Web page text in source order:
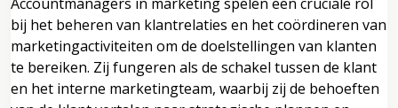
bij het beheren van klantrelaties en het coördineren van
marketingactiviteiten om de doelstellingen van klanten
te bereiken. Zij fungeren als de schakel tussen de klant
en het interne marketingteam, waarbij zij de behoeften